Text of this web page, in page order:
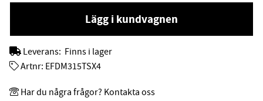
Lägg i kundvagnen
Leverans: Finns i lager
Artnr: EFDM315TSX4
Har du några frågor? Kontakta oss